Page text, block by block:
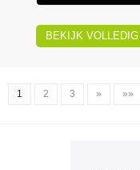
BEKIJK VOLLEDIG
1 2 3 » »»